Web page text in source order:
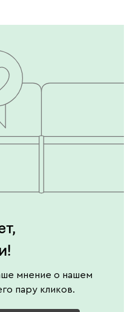
мнение о нашем
пару кликов.